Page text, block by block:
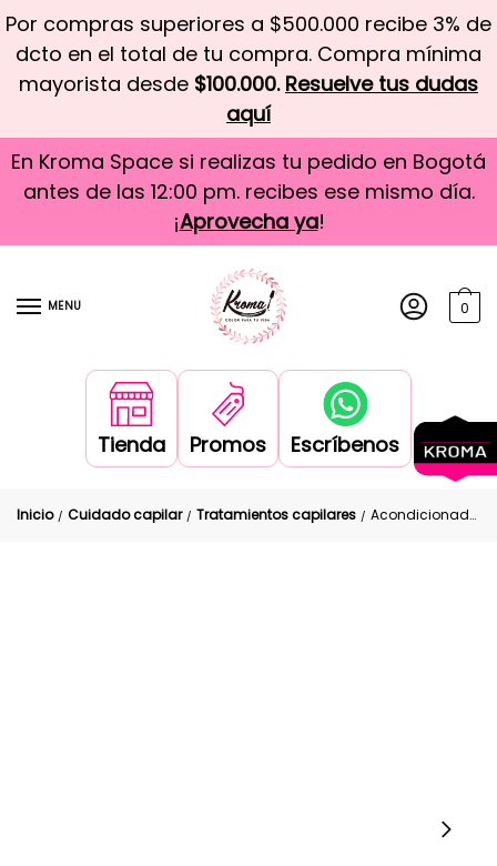
Por compras superiores a $500.000 recibe 3% de
dcto en el total de tu compra. Compra mínima
mayorista desde $100.000. Resuelve tus dudas
aquí
En Kroma Space si realizas tu pedido en Bogotá
antes de las 12:00 pm. recibes ese mismo día.
¡Aprovecha ya!
MENU 0
Tienda Promos Escríbenos
Inicio / Cuidado capilar / Tratamientos capilares / Acondicionador Cabello Seco Magic Hair